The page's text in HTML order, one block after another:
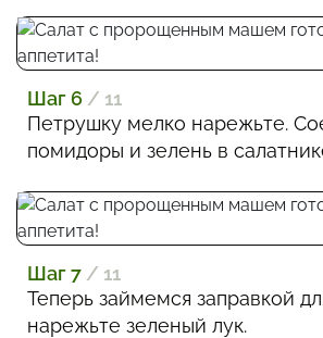
Шаг 6 / 11
Петрушку мелко нарежьте.
помидоры и зелень в
Шаг 7 / 11
Теперь займемся заправкой
нарежьте зеленый лук.